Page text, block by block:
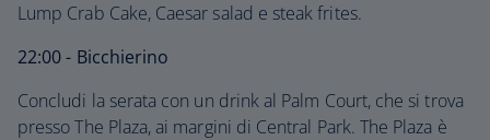
Lump Crab Cake, Caesar salad e steak frites.
22:00 - Bicchierino
Concludi la serata con un drink al Palm Court, che si trova
presso The Plaza, ai margini di Central Park. The Plaza è